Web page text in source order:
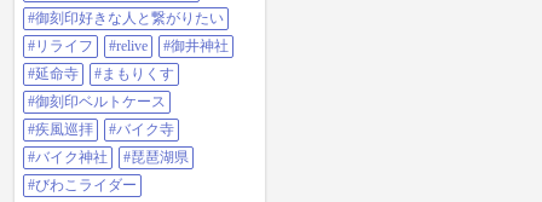
#御刻印好きな人と繋がりたい
#リライフ
#relive
#御井神社
#延命寺
#まもりくす
#御刻印ベルトケース
#疾風巡拝
#バイク寺
#バイク神社
#琵琶湖県
#びわこライダー